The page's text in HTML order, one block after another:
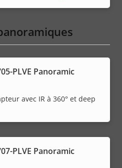
PLVE Panoramic
avec IR à 360° et deep
PLVE Panoramic